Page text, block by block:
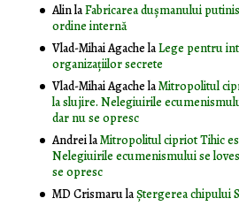
AlinlaFabricarea dușmanului
ordine internă
Vlad-Mihai AgachelaLege pentru
organizaţiilor secrete
Vlad-Mihai AgachelaMitropolitul
la slujire. Nelegiuirile
dar nu se opresc
AndreilaMitropolitul cipriot Tihic
Nelegiuirile ecumenismului se
se opresc
MD CrismarulaŞtergerea chipului